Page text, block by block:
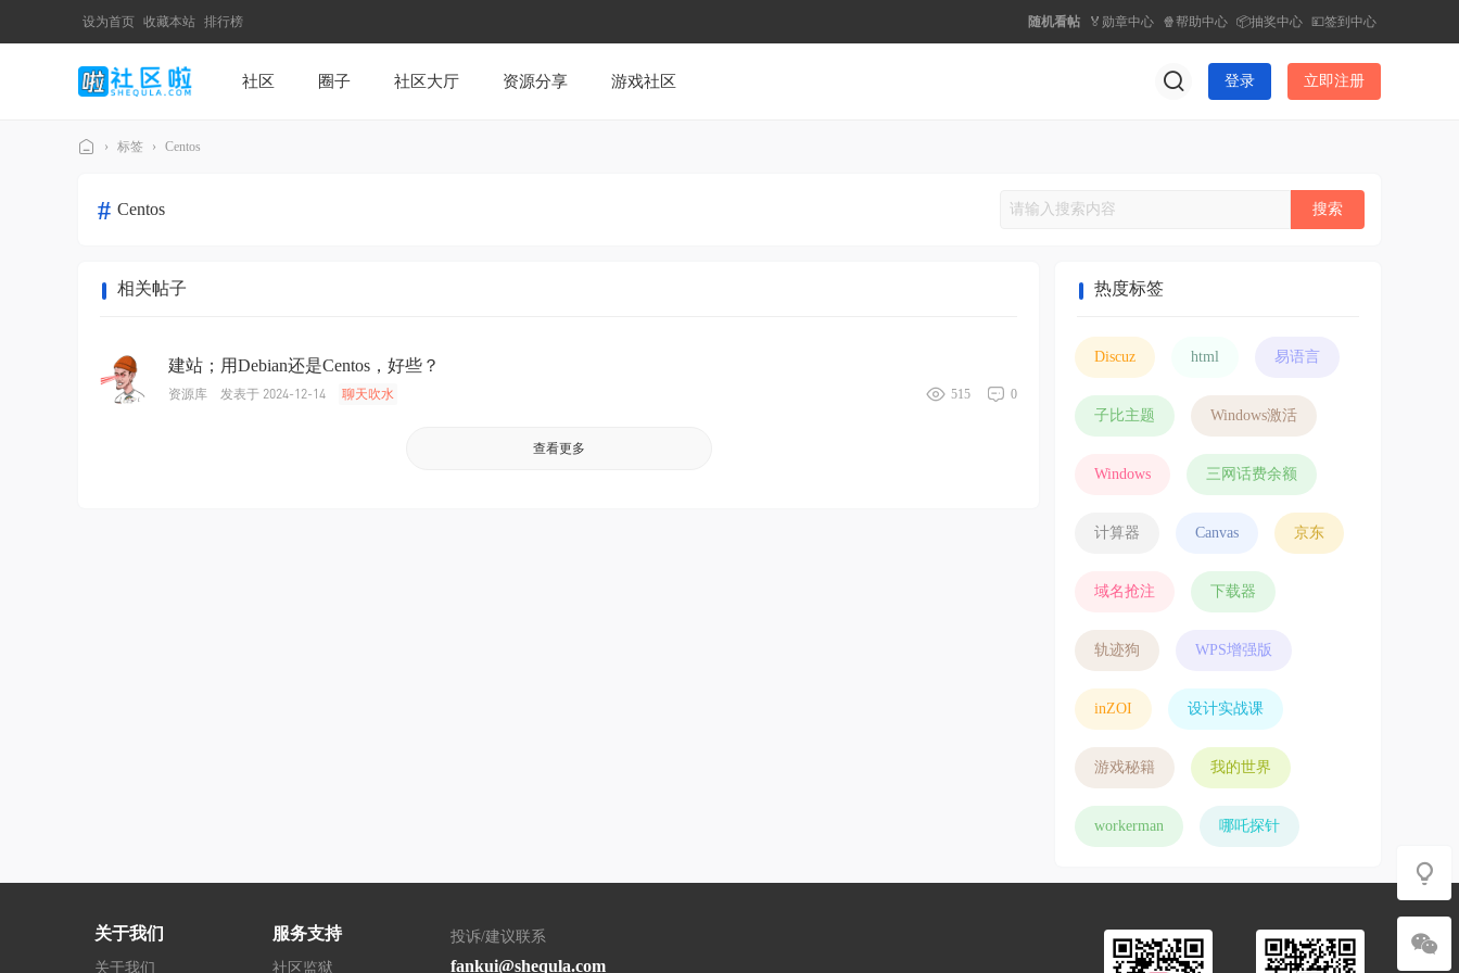
设为首页 收藏本站 排行榜 随机看帖 🏅勋章中心 🍿帮助中心 📦抽奖中心 💴签到中心
社区 圈子 社区大厅 资源分享 游戏社区 登录 立即注册
› 标签 › Centos
# Centos 搜索
相关帖子
建站；用Debian还是Centos，好些？
0
515
资源库 发表于 2024-12-14 聊天吹水
查看更多
热度标签
Discuz html 易语言
子比主题 Windows激活
Windows 三网话费余额
计算器 Canvas 京东
域名抢注 下载器
轨迹狗 WPS增强版
inZOI 设计实战课
游戏秘籍 我的世界
workerman 哪吒探针
关于我们
关于我们
服务支持
社区监狱
投诉/建议联系
fankui@shequla.com